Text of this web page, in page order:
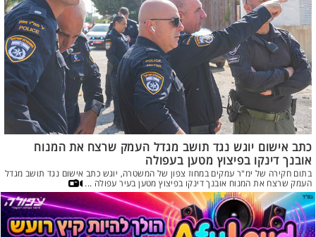
כתב אישום יוגש נגד תושב מגדל העמק שרצח את המנוח
אובנך דינקו בפיצוץ מטען בעפולה
בתום חקירה של ימ"ר עמקים במחוז צפון של המשטרה, יוגש כתב אישום נגד תושב מגדל
העמק שרצח את המנוח אובנך דינקו בפיצוץ מטען בעיר עפולה ...